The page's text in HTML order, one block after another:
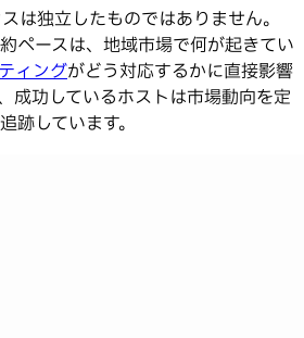
は独立したものではありません。
ペースは、地域市場で何が起きてい
ィングがどう対応するかに直接影響
成功しているホストは市場動向を定
跡しています。